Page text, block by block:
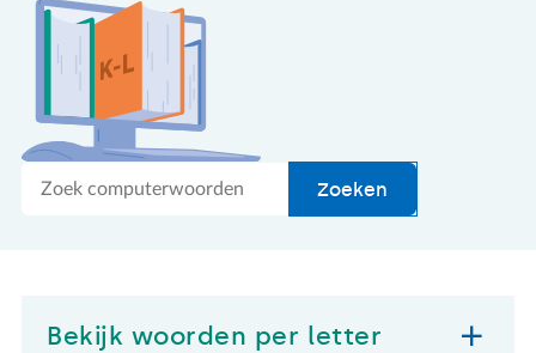
Zoek
Zoeken
Bekijk woorden per letter